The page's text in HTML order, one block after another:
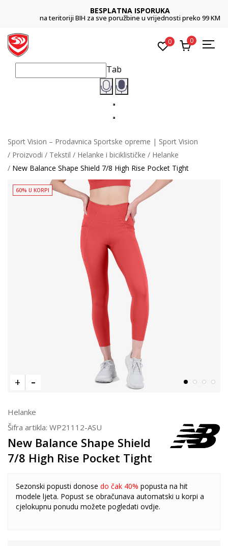
BESPLATNA ISPORUKA
na teritoriji BIH za sve poružbine u vrijednosti preko 99 KM
0 0
Tab
Sport Vision – Prodavnica Sportske opreme | Sport Vision
Proizvodi
Tekstil Helanke i biciklističke
Helanke
New Balance Shape Shield 7/8 High Rise Pocket Tight
60% U KORPI
Helanke
Šifra artikla: WP21112-ASU
New Balance Shape Shield
7/8 High Rise Pocket Tight
Sezonski popusti donose do čak 40% popusta na hit
modele ljeta. Popust se obračunava automatski u korpi a
cjelokupnu ponudu možete pogledati ovdje.